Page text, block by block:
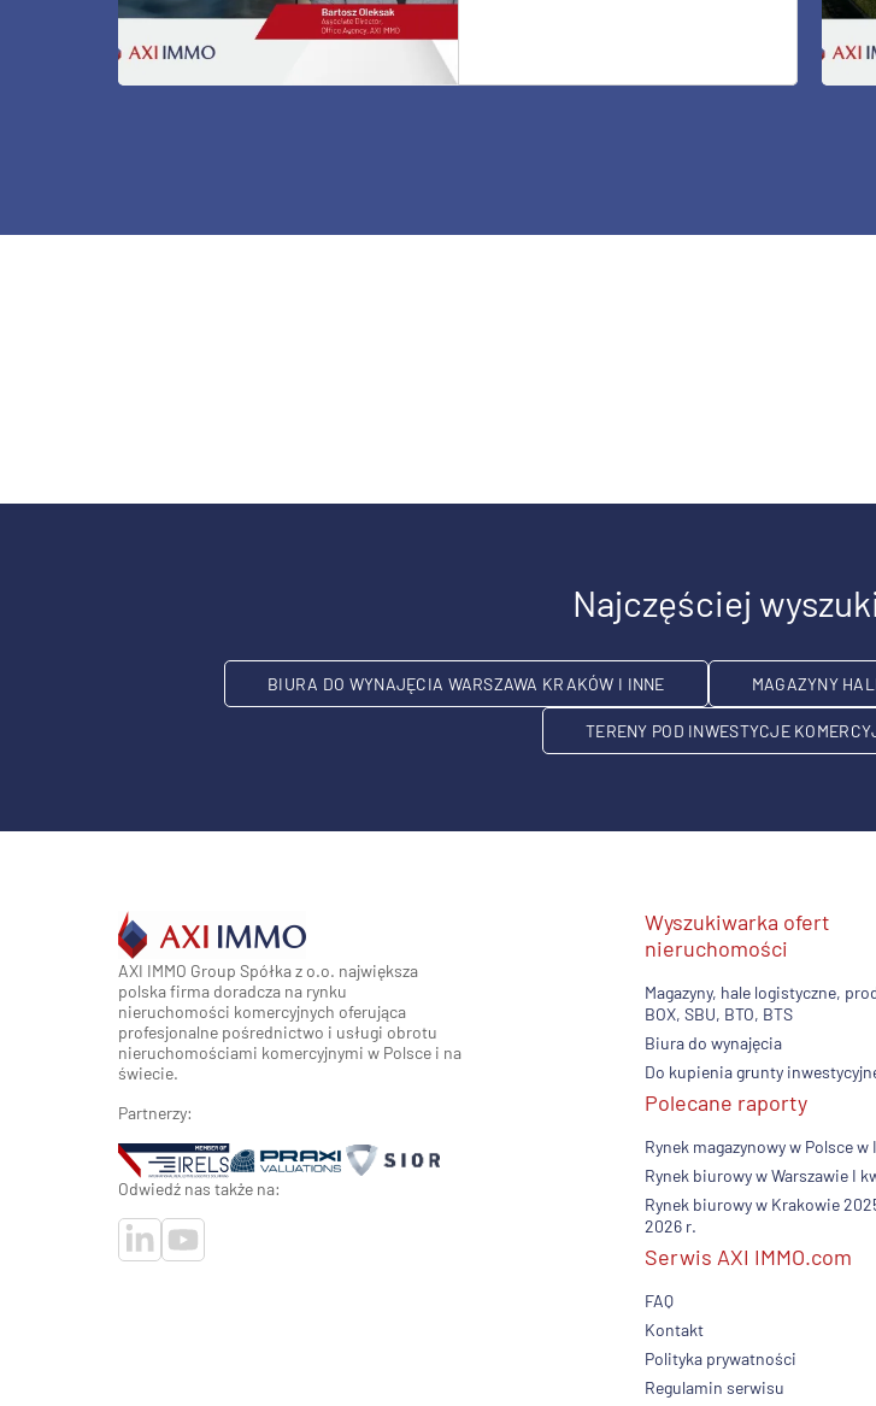
Najczęściej
BIURA DO WYNAJĘCIA WARSZAWA KRAKÓW I INNE MAGAZYNY
TERENY POD INWESTYCJE
AXI IMMO Group Spółka z o.o. największa
polska firma doradcza na rynku
nieruchomości komercyjnych oferująca
profesjonalne pośrednictwo i usługi obrotu
nieruchomościami komercyjnymi w Polsce i na
świecie.
Partnerzy:
Odwiedź nas także na:
Wyszukiwarka ofert
nieruchomości
Magazyny, hale logistyczne,
BOX, SBU, BTO, BTS
Biura do wynajęcia
Do kupienia grunty
Polecane raporty
Rynek magazynowy w Polsce w
Rynek biurowy w Warszawie I
Rynek biurowy w Krakowie
2026 r.
Serwis AXI IMMO.com
FAQ
Kontakt
Polityka prywatności
Regulamin serwisu